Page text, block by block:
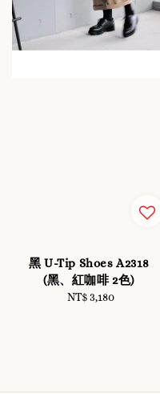
黑 U-Tip Shoes A2318
(黑、紅咖啡 2色)
Regular
NT$ 3,180